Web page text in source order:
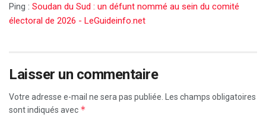
Ping : Soudan du Sud : un défunt nommé au sein du comité
électoral de 2026 - LeGuideinfo.net
Laisser un commentaire
Votre adresse e-mail ne sera pas publiée.
Les champs obligatoires
sont indiqués avec *